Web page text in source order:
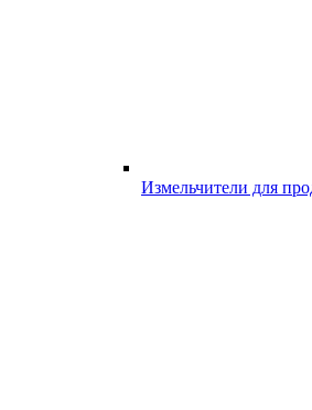
Измельчители для